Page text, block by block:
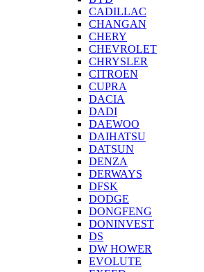
CADILLAC
CHANGAN
CHERY
CHEVROLET
CHRYSLER
CITROEN
CUPRA
DACIA
DADI
DAEWOO
DAIHATSU
DATSUN
DENZA
DERWAYS
DFSK
DODGE
DONGFENG
DONINVEST
DS
DW HOWER
EVOLUTE